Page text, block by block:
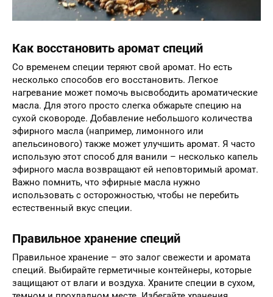
Как восстановить аромат специй
Со временем специи теряют свой аромат. Но есть
несколько способов его восстановить. Легкое
нагревание может помочь высвободить ароматические
масла. Для этого просто слегка обжарьте специю на
сухой сковороде. Добавление небольшого количества
эфирного масла (например, лимонного или
апельсинового) также может улучшить аромат. Я часто
использую этот способ для ванили – несколько капель
эфирного масла возвращают ей неповторимый аромат.
Важно помнить, что эфирные масла нужно
использовать с осторожностью, чтобы не перебить
естественный вкус специи.
Правильное хранение специй
Правильное хранение – это залог свежести и аромата
специй. Выбирайте герметичные контейнеры, которые
защищают от влаги и воздуха. Храните специи в сухом,